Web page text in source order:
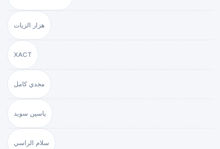
هزار الزيات
XACT
مجدي كامل
ياسين سويد
سلام الراسي